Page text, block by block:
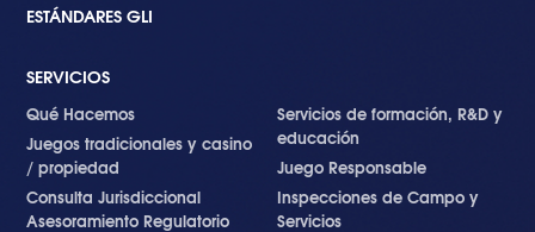
ESTÁNDARES GLI
SERVICIOS
Qué Hacemos
Juegos tradicionales y casino
/ propiedad
Consulta Jurisdiccional
Asesoramiento Regulatorio
Servicios de formación, R&D y
educación
Juego Responsable
Inspecciones de Campo y
Servicios